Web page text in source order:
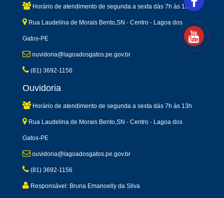
Horário de atendimento de segunda a sexta dàs 7h às 13h
Rua Laudelina de Morais Bento,SN - Centro - Lagoa dos
Gatos-PE
ouvidoria@lagoadosgatos.pe.gov.br
(81) 3692-1156
Ouvidoria
Horário de atendimento de segunda a sexta dàs 7h às 13h
Rua Laudelina de Morais Bento,SN - Centro - Lagoa dos
Gatos-PE
ouvidoria@lagoadosgatos.pe.gov.br
(81) 3692-1156
Responsável: Bruna Emanoelly da Silva